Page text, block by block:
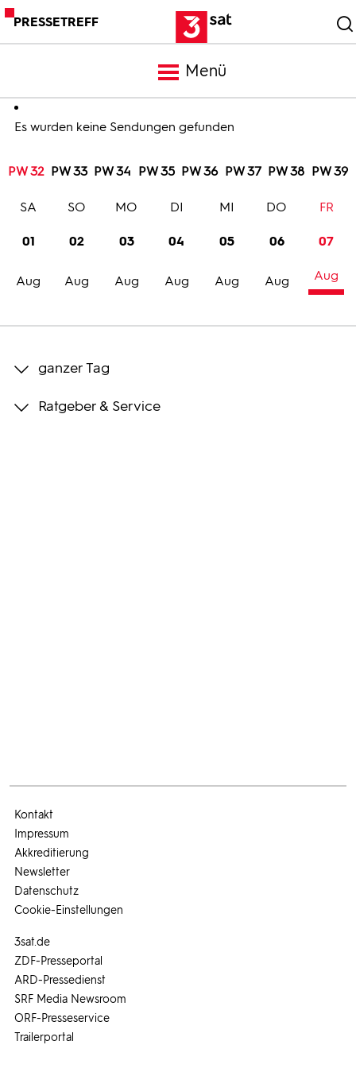
PRESSETREFF
Menü
Meldungen
Programm
Trailer
Bilder
Es wurden keine Sendungen gefunden
PW 32 PW 33 PW 34 PW 35 PW 36 PW 37 PW 38 PW 39
01
Aug
SA
02
Aug
SO
03
Aug
MO
04
Aug
DI
05
Aug
MI
06
Aug
DO
07
Aug
FR
ganzer Tag
Ratgeber & Service
3sat.de
ZDF-Presseportal
ARD-Pressedienst
SRF Media Newsroom
ORF-Presseservice
Trailerportal
Kontakt
Impressum
Akkreditierung
Newsletter
Datenschutz
Cookie-Einstellungen